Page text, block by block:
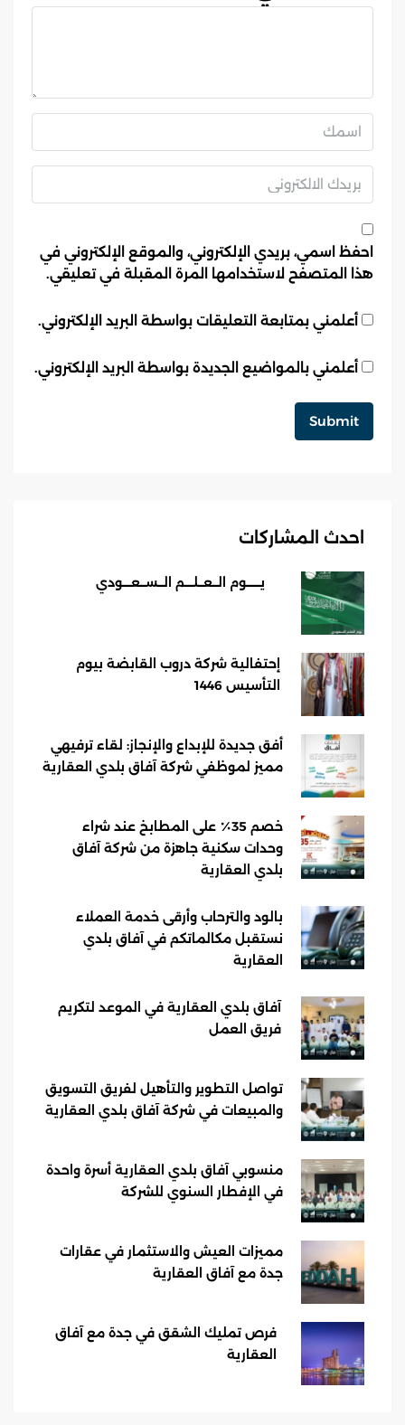
احفظ اسمي، بريدي الإلكتروني، والموقع الإلكتروني في
هذا المتصفح لاستخدامها المرة المقبلة في تعليقي.
أعلمني بمتابعة التعليقات بواسطة البريد الإلكتروني.
أعلمني بالمواضيع الجديدة بواسطة البريد الإلكتروني.
احدث المشاركات
يـــــوم الــعــلـــم الــســعـــودي
إحتفالية شركة دروب القابضة بيوم
التأسيس 1446
أفق جديدة للإبداع والإنجاز: لقاء ترفيهي
مميز لموظفي شركة آفاق بلدي العقارية
خصم 35٪ على المطابخ عند شراء
وحدات سكنية جاهزة من شركة آفاق
بلدي العقارية
بالود والترحاب وأرقى خدمة العملاء
نستقبل مكالماتكم في آفاق بلدي
العقارية
آفاق بلدي العقارية في الموعد لتكريم
فريق العمل
تواصل التطوير والتأهيل لفريق التسويق
والمبيعات في شركة آفاق بلدي العقارية
منسوبي آفاق بلدي العقارية أسرة واحدة
في الإفطار السنوي للشركة
مميزات العيش والاستثمار في عقارات
جدة مع آفاق العقارية
فرص تمليك الشقق في جدة مع آفاق
العقارية